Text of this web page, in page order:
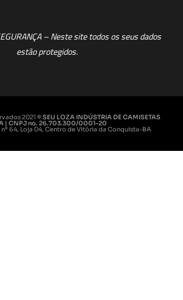
– Neste site todos os seus dados
estão protegidos.
2021 © SEU LOZA INDÚSTRIA DE CAMISETAS
| CNPJ no. 26.703.300/0001-20
64, Loja 04, Centro de Vitória da Conquista-BA